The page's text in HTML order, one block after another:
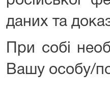
даних та
При собі
Вашу особу/